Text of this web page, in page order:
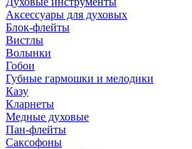
Аксессуары для духовых
Блок-флейты
Вистлы
Волынки
Гобои
Губные гармошки и мелодики
Казу
Кларнеты
Медные духовые
Пан-флейты
Саксофоны